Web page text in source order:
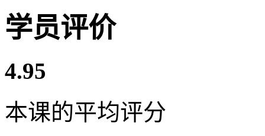
学员评价
4.95
本课的平均评分